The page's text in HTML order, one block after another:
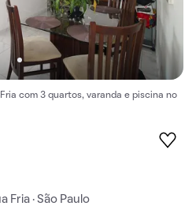
com 3 quartos, varanda e piscina no
Fria · São Paulo